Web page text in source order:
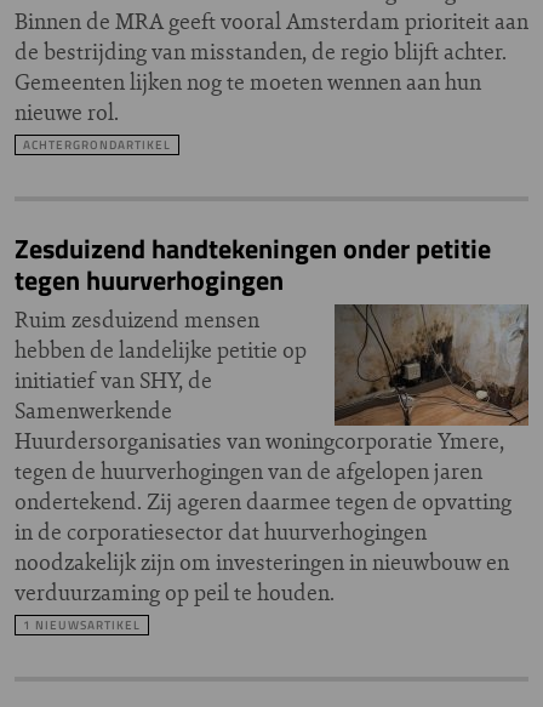
Binnen de MRA geeft vooral Amsterdam prioriteit aan
de bestrijding van misstanden, de regio blijft achter.
Gemeenten lijken nog te moeten wennen aan hun
nieuwe rol.
ACHTERGRONDARTIKEL
Zesduizend handtekeningen onder petitie
tegen huurverhogingen
Ruim zesduizend mensen
hebben de landelijke petitie op
initiatief van SHY, de
Samenwerkende
Huurdersorganisaties van woningcorporatie Ymere,
tegen de huurverhogingen van de afgelopen jaren
ondertekend. Zij ageren daarmee tegen de opvatting
in de corporatiesector dat huurverhogingen
noodzakelijk zijn om investeringen in nieuwbouw en
verduurzaming op peil te houden.
1 NIEUWSARTIKEL